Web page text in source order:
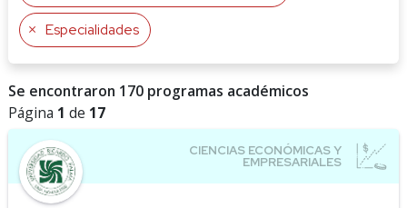
Especialidades
Se encontraron 170 programas académicos
Página 1 de 17